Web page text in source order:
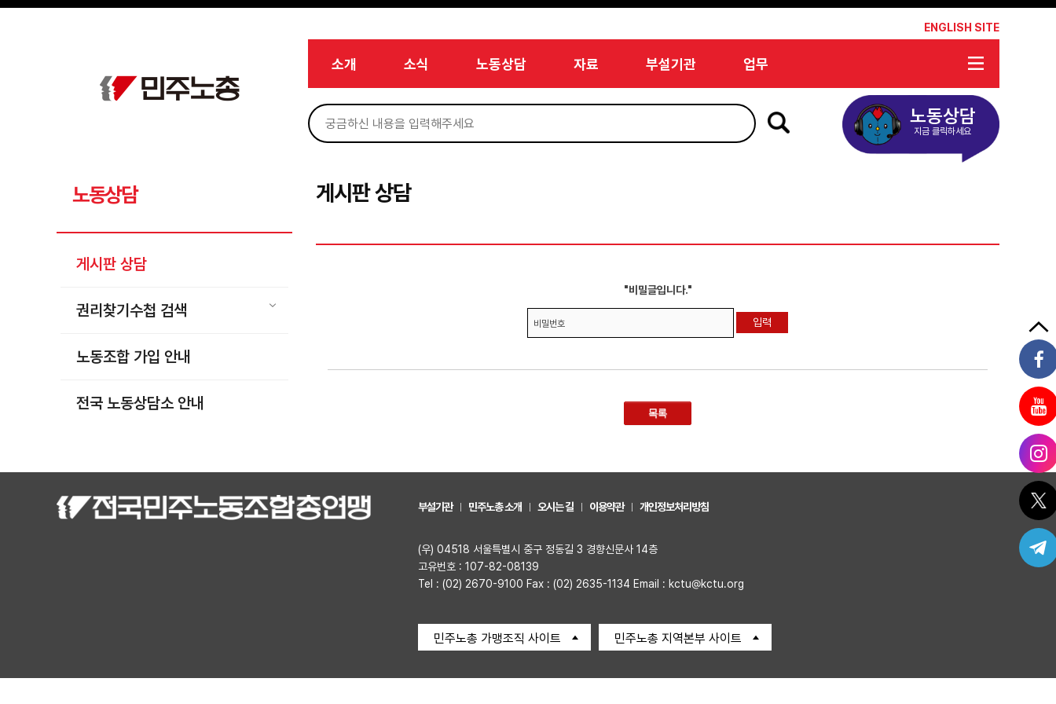
메뉴 건너뛰기
ENGLISH SITE
소개 소식 노동상담 자료 부설기관 업무
노동상담
지금 클릭하세요
노동상담
게시판 상담
권리찾기수첩 검색
노동조합 가입 안내
전국 노동상담소 안내
게시판 상담
"비밀글입니다."
비밀번호
목록
부설기관 민주노총 소개 오시는 길 이용약관 개인정보처리방침
(우) 04518 서울특별시 중구 정동길 3 경향신문사 14층
고유번호 : 107-82-08139
Tel : (02) 2670-9100 Fax : (02) 2635-1134 Email : kctu@kctu.org
민주노총 가맹조직 사이트 민주노총 지역본부 사이트
권리찾기수첩 검색
찾아보기
노동조합 가입 안내
Sketchbook5, 스케치북5
Sketchbook5, 스케치북5